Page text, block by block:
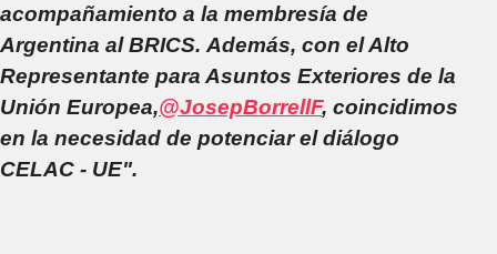
acompañamiento a la membresía de
Argentina al BRICS. Además, con el Alto
Representante para Asuntos Exteriores de la
Unión Europea,@JosepBorrellF, coincidimos
en la necesidad de potenciar el diálogo
CELAC - UE".